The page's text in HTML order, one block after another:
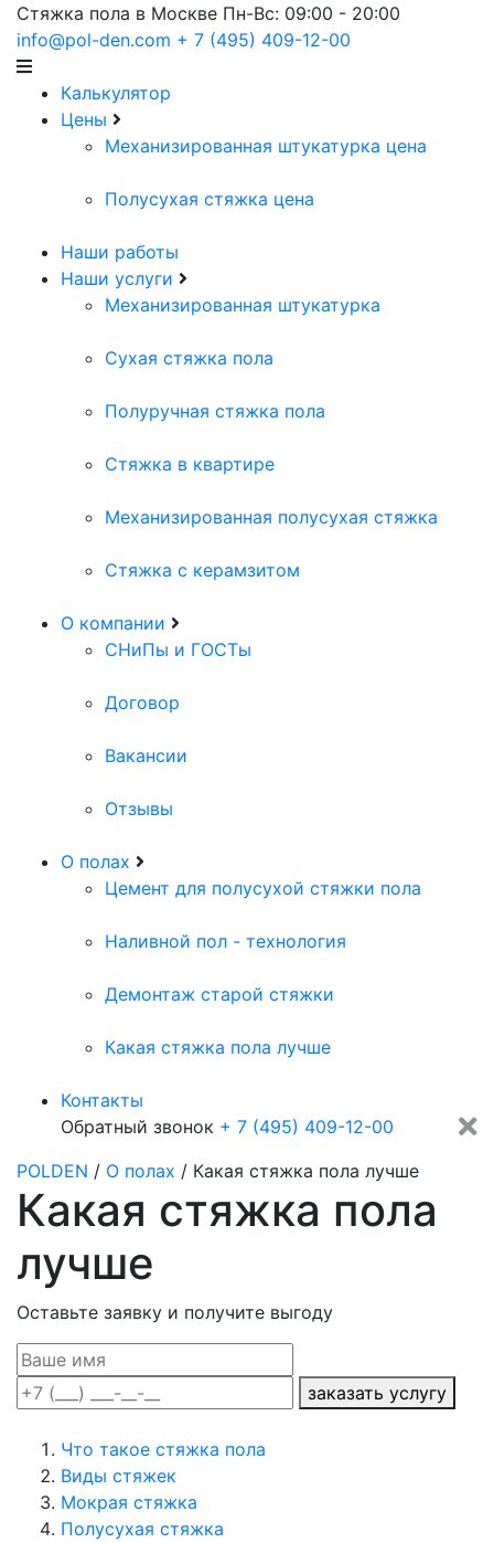
Стяжка пола в Москве Пн-Вс: 09:00 - 20:00
info@pol-den.com + 7 (495) 409-12-00
Калькулятор
Цены
Механизированная штукатурка цена
Полусухая стяжка цена
Наши работы
Наши услуги
Механизированная штукатурка
Сухая стяжка пола
Полуручная стяжка пола
Стяжка в квартире
Механизированная полусухая стяжка
Стяжка с керамзитом
О компании
СНиПы и ГОСТы
Договор
Вакансии
Отзывы
О полах
Цемент для полусухой стяжки пола
Наливной пол - технология
Демонтаж старой стяжки
Какая стяжка пола лучше
Контакты
Обратный звонок + 7 (495) 409-12-00
POLDEN / О полах / Какая стяжка пола лучше
Какая стяжка пола
лучше
Оставьте заявку и получите выгоду
заказать услугу
Что такое стяжка пола
Виды стяжек
Мокрая стяжка
Полусухая стяжка